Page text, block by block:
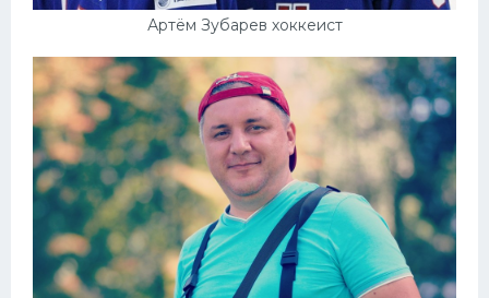
Артём Зубарев хоккеист